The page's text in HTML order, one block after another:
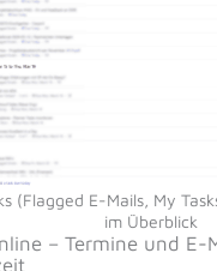
(Flagged E-Mails, My
im Überblick
– Termine und E-